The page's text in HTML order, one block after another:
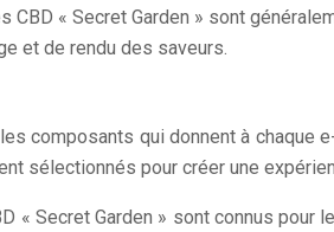
CBD « Secret Garden » sont
et de rendu des saveurs.
composants qui donnent à chaque
sélectionnés pour créer une
« Secret Garden » sont connus